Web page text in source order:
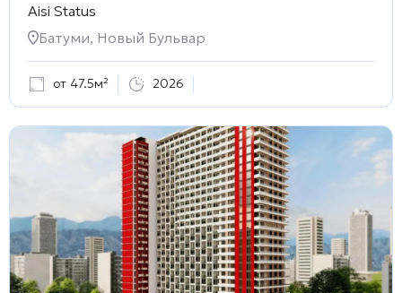
Aisi Status
Батуми, Новый Бульвар
от 47.5м² 2026